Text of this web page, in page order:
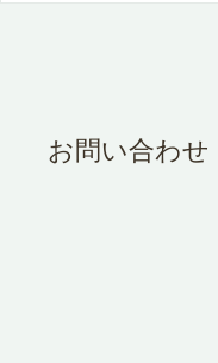
お問い合わせ